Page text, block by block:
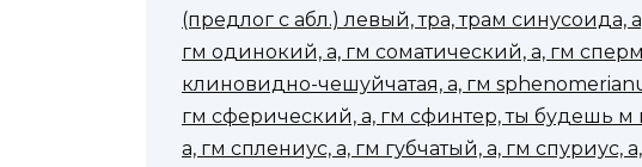
(предлог с абл.) левый, тра, трам
гм одинокий, а, гм соматический, а, гм
клиновидно-чешуйчатая, а, гм
гм сферический, а, гм сфинтер, ты будешь м
а, гм сплениус, а, гм губчатый, а, гм